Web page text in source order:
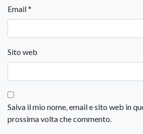
Email*
Sito web
Salva il mio nome, email e sito web in
prossima volta che commento.